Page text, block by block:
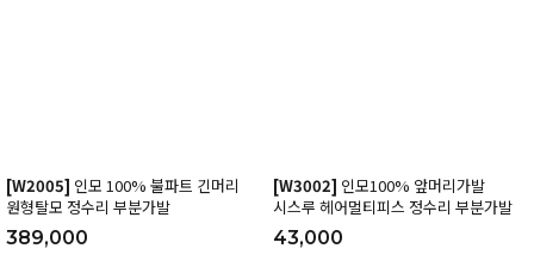
[W2005] 인모 100% 불파트 긴머리
원형탈모 정수리 부분가발
389,000
[W3002] 인모100% 앞머리가발
시스루 헤어멀티피스 정수리 부분가발
43,000